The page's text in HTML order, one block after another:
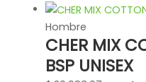
Hombre
CHER MIX
BSP UNISEX